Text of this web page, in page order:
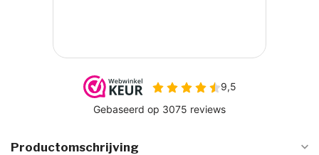
Productomschrijving